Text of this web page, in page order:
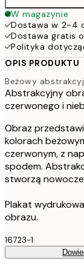
W magazynie
Dostawa w 2-4
Dostawa gratis
Polityka
OPIS PRODUKTU
Beżowy
Abstrakcyjny
czerwonego i
Obraz
kolorach
czerwonym, z
spodem.
stworzą
Plakat
obrazu.
16723-1